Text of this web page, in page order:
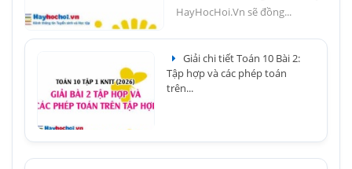
HayHocHoi.Vn sẽ đồng...
Giải chi tiết Toán 10 Bài 2:
Tập hợp và các phép toán
trên...